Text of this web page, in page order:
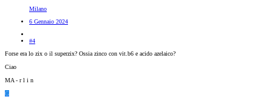
Milano
6 Gennaio 2024
#4
Forse era lo zix o il superzix? Ossia zinco con vit.b6 e acido azelaico?
Ciao
MA - r l i n
G